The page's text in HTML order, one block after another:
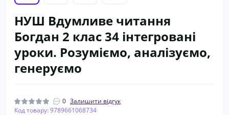
НУШ Вдумливе читання
Богдан 2 клас 34 інтегровані
уроки. Розуміємо, аналізуємо,
генеруємо
0 Залишити відгук
Код товару: 9789661068734